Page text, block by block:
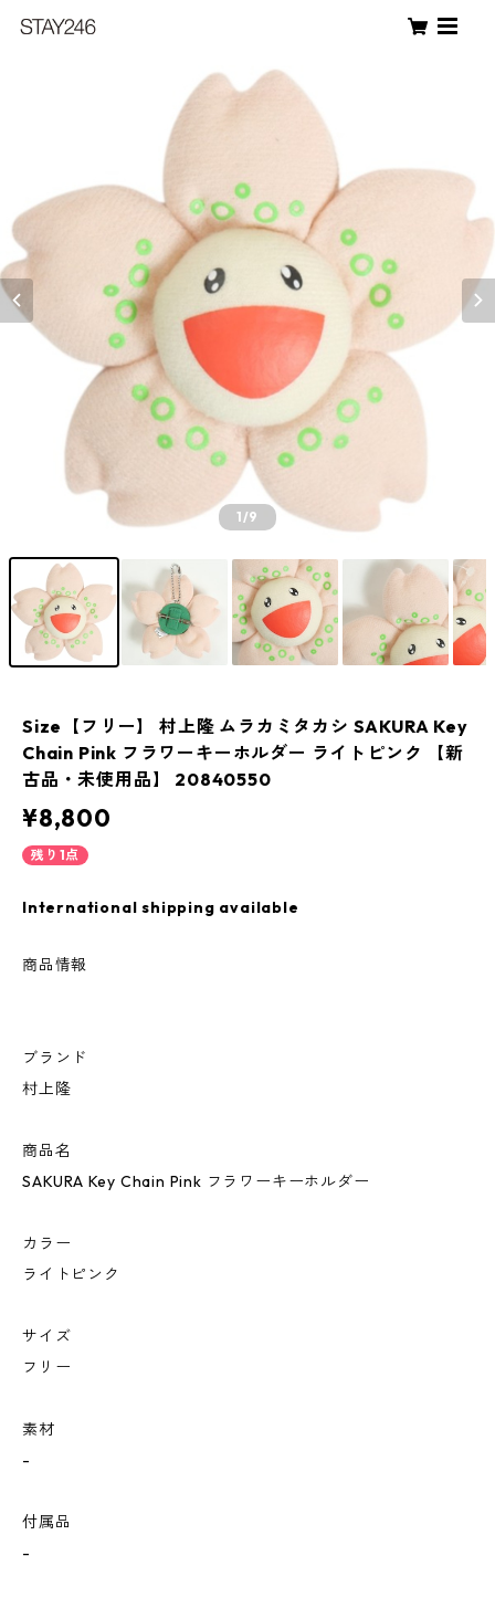
1/9
Size【フリー】 村上隆 ムラカミタカシ SAKURA Key
Chain Pink フラワーキーホルダー ライトピンク 【新
古品・未使用品】 20840550
¥8,800
残り1点
International shipping available
商品情報
ブランド
村上隆
商品名
SAKURA Key Chain Pink フラワーキーホルダー
カラー
ライトピンク
サイズ
フリー
素材
-
付属品
-